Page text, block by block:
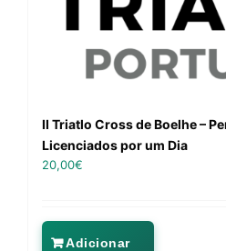
II Triatlo Cross de Boelhe –
Licenciados por um Dia
20,00€
Adicionar